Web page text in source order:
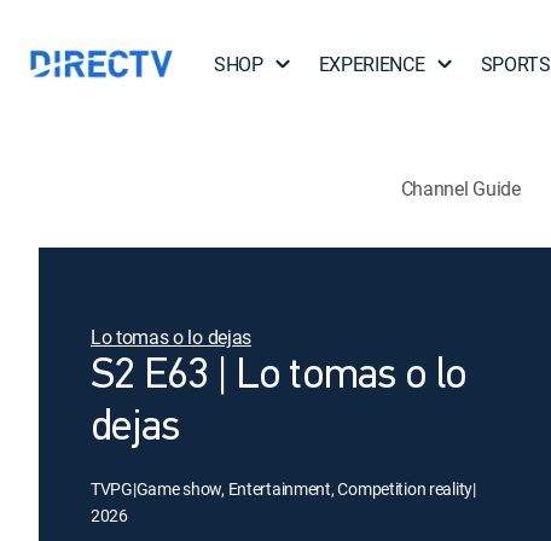
SHOP EXPERIENCE SPORTS
Channel Guide
Lo tomas o lo dejas
S2 E63 | Lo tomas o lo
dejas
TVPG|Game show, Entertainment, Competition reality|
2026